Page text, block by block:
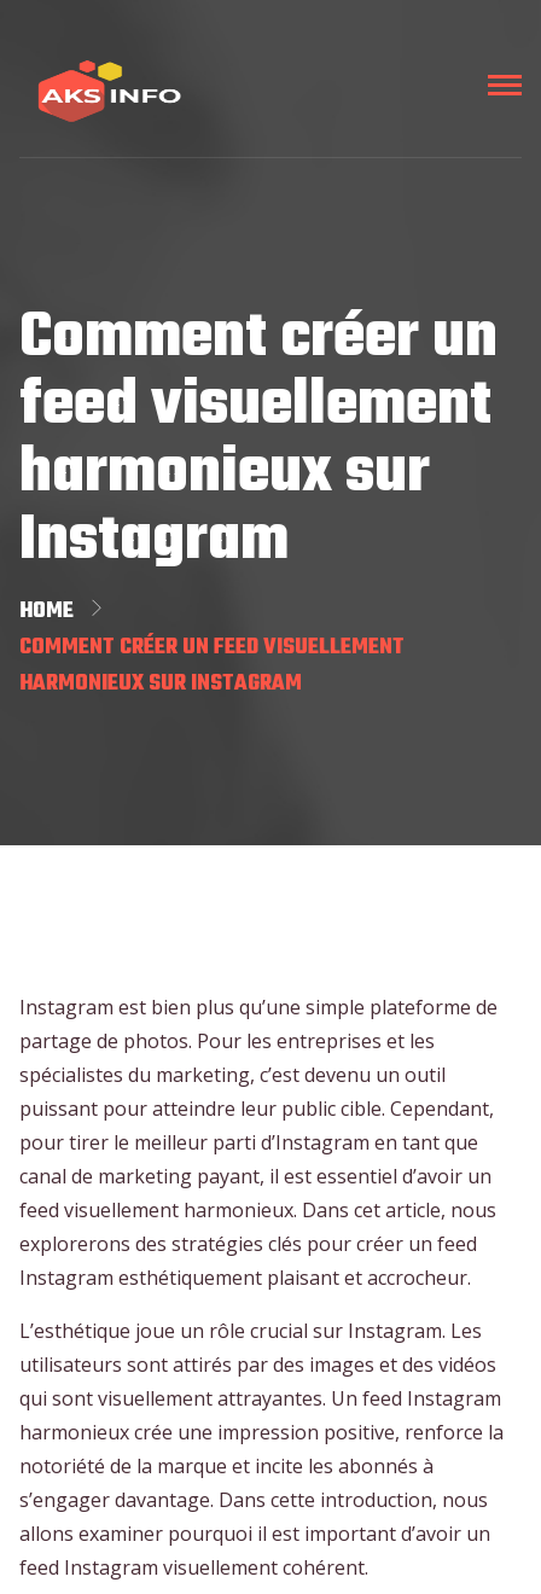
Comment créer un
feed visuellement
harmonieux sur
Instagram
HOME
COMMENT CRÉER UN FEED VISUELLEMENT
HARMONIEUX SUR INSTAGRAM
Instagram est bien plus qu’une simple plateforme de
partage de photos. Pour les entreprises et les
spécialistes du marketing, c’est devenu un outil
puissant pour atteindre leur public cible. Cependant,
pour tirer le meilleur parti d’Instagram en tant que
canal de marketing payant, il est essentiel d’avoir un
feed visuellement harmonieux. Dans cet article, nous
explorerons des stratégies clés pour créer un feed
Instagram esthétiquement plaisant et accrocheur.
L’esthétique joue un rôle crucial sur Instagram. Les
utilisateurs sont attirés par des images et des vidéos
qui sont visuellement attrayantes. Un feed Instagram
harmonieux crée une impression positive, renforce la
notoriété de la marque et incite les abonnés à
s’engager davantage. Dans cette introduction, nous
allons examiner pourquoi il est important d’avoir un
feed Instagram visuellement cohérent.